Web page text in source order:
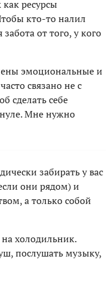
ресурсы
кто-то налил
от того, у кого
эмоциональные и
связано не с
сделать себе
Мне нужно
забирать у вас
они рядом) и
а только собой
холодильник.
послушать музыку,